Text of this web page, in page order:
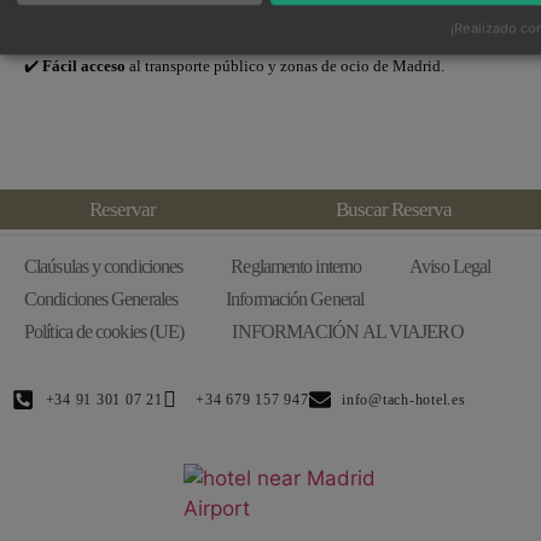
para vivir cada concierto con toda la energía.
✔️ Fácil acceso al transporte público y zonas de ocio de Madrid.
Reservar Buscar Reserva
Claúsulas y condiciones Reglamento interno
Aviso Legal
Condiciones Generales
Información General
Política de cookies (UE)
INFORMACIÓN AL VIAJERO
+34 91 301 07 21 +34 679 157 947 info@tach-hotel.es
¡Realizado